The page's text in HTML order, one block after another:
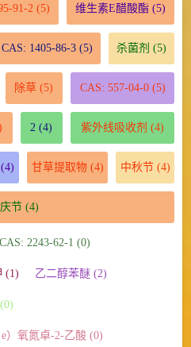
91-2 (5) 维生素E醋酸酯 (5)
CAS: 1405-86-3(5) 杀菌剂 (5)
除草 (5) CAS: 557-04-0(5)
2 (4) 紫外线吸收剂 (4)
(4) 甘草提取物(4) 中秋节(4)
节(4)
CAS: 2243-62-1 (0)
(1) 乙二醇苯醚 (2)
）氧氮卓-2-乙酸 (0)